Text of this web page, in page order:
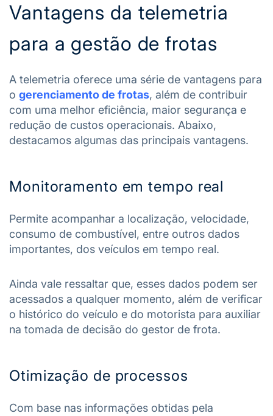
Vantagens da telemetria
para a gestão de frotas
A telemetria oferece uma série de vantagens para
o gerenciamento de frotas, além de contribuir
com uma melhor eficiência, maior segurança e
redução de custos operacionais. Abaixo,
destacamos algumas das principais vantagens.
Monitoramento em tempo real
Permite acompanhar a localização, velocidade,
consumo de combustível, entre outros dados
importantes, dos veículos em tempo real.
Ainda vale ressaltar que, esses dados podem ser
acessados a qualquer momento, além de verificar
o histórico do veículo e do motorista para auxiliar
na tomada de decisão do gestor de frota.
Otimização de processos
Com base nas informações obtidas pela